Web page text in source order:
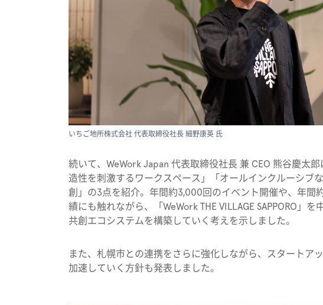
いちご地所株式会社 代表取締役社長 細野康英 氏
続いて、WeWork Japan 代表取締役社長 兼 CEO 熊谷慶太
造性を刺激するワークスペース」「オールインクルーシブ
創」の3点を紹介。年間約3,000回のイベント開催や、年間
績にも触れながら、「WeWork THE VILLAGE SAPPORO」
共創エコシステムを構築していく考えを示しました。
また、札幌市との連携をさらに強化しながら、スタートア
加速していく方針も発表しました。